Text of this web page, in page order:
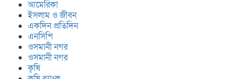
আমেরিকা
ইসলাম ও জীবন
একদিন প্রতিদিন
এনসিপি
ওসমানী নগর
ওসমানী নগর
কৃষি